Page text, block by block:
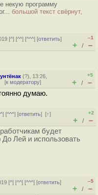
некую программу
большой текст свёрнут,
[^] [^^] [^^^] [ответить]
–1
+ / –
(?), 13:26,
[к модератору]
+5
+ / –
думаю.
] [^^^] [ответить][↑]
+2
+ / –
будет
Лей и использовать
[^] [^^] [^^^] [ответить]
–5
+ / –